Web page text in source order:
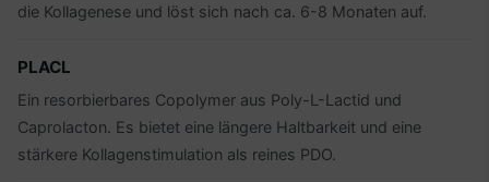
die Kollagenese und löst sich nach ca. 6-8 Monaten auf.
PLACL
Ein resorbierbares Copolymer aus Poly-L-Lactid und
Caprolacton. Es bietet eine längere Haltbarkeit und eine
stärkere Kollagenstimulation als reines PDO.